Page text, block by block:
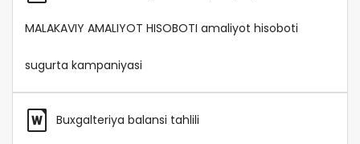
MALAKAVIY AMALIYOT HISOBOTI amaliyot hisoboti
sugurta kampaniyasi
Buxgalteriya balansi tahlili